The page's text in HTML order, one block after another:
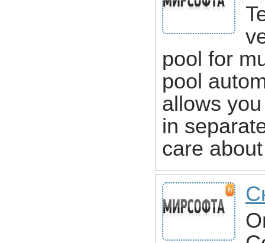
pool for
pool
allows
in
care